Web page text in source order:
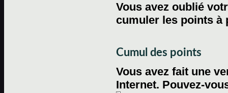
Vous avez oublié
cumuler les points
Cumul des points
Vous avez fait une
Internet. Pouvez-